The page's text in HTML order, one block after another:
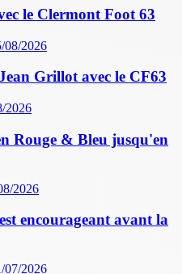
le Clermont Foot 63
08/2026
Grillot avec le CF63
2026
Rouge & Bleu jusqu'en
2026
encourageant avant la
07/2026